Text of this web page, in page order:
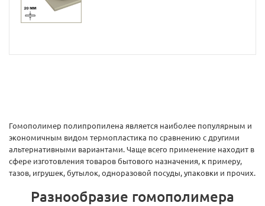
Гомополимер полипропилена является наиболее популярным и
экономичным видом термопластика по сравнению с другими
альтернативными вариантами. Чаще всего применение находит в
сфере изготовления товаров бытового назначения, к примеру,
тазов, игрушек, бутылок, одноразовой посуды, упаковки и прочих.
Разнообразие гомополимера